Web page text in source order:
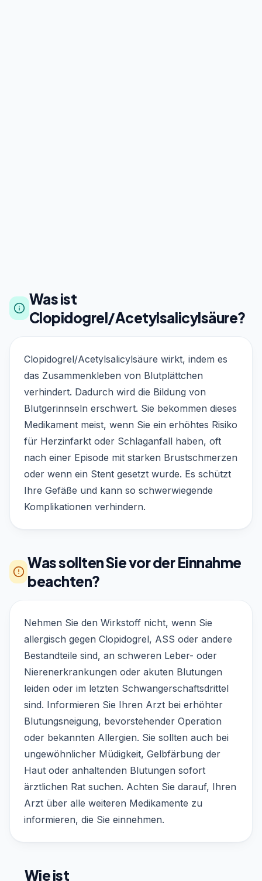
Was ist
Clopidogrel/Acetylsalicylsäure?
Clopidogrel/Acetylsalicylsäure wirkt, indem es
das Zusammenkleben von Blutplättchen
verhindert. Dadurch wird die Bildung von
Blutgerinnseln erschwert. Sie bekommen dieses
Medikament meist, wenn Sie ein erhöhtes Risiko
für Herzinfarkt oder Schlaganfall haben, oft
nach einer Episode mit starken Brustschmerzen
oder wenn ein Stent gesetzt wurde. Es schützt
Ihre Gefäße und kann so schwerwiegende
Komplikationen verhindern.
Was sollten Sie vor der Einnahme
beachten?
Nehmen Sie den Wirkstoff nicht, wenn Sie
allergisch gegen Clopidogrel, ASS oder andere
Bestandteile sind, an schweren Leber- oder
Nierenerkrankungen oder akuten Blutungen
leiden oder im letzten Schwangerschaftsdrittel
sind. Informieren Sie Ihren Arzt bei erhöhter
Blutungsneigung, bevorstehender Operation
oder bekannten Allergien. Sie sollten auch bei
ungewöhnlicher Müdigkeit, Gelbfärbung der
Haut oder anhaltenden Blutungen sofort
ärztlichen Rat suchen. Achten Sie darauf, Ihren
Arzt über alle weiteren Medikamente zu
informieren, die Sie einnehmen.
Wie ist